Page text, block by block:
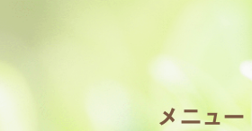
メニュー